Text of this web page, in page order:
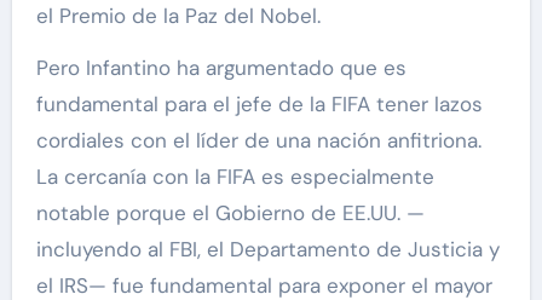
el Premio de la Paz del Nobel.
Pero Infantino ha argumentado que es
fundamental para el jefe de la FIFA tener lazos
cordiales con el líder de una nación anfitriona.
La cercanía con la FIFA es especialmente
notable porque el Gobierno de EE.UU. —
incluyendo al FBI, el Departamento de Justicia y
el IRS— fue fundamental para exponer el mayor